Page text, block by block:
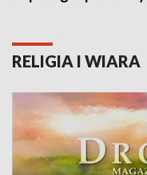
RELIGIA I WIARA